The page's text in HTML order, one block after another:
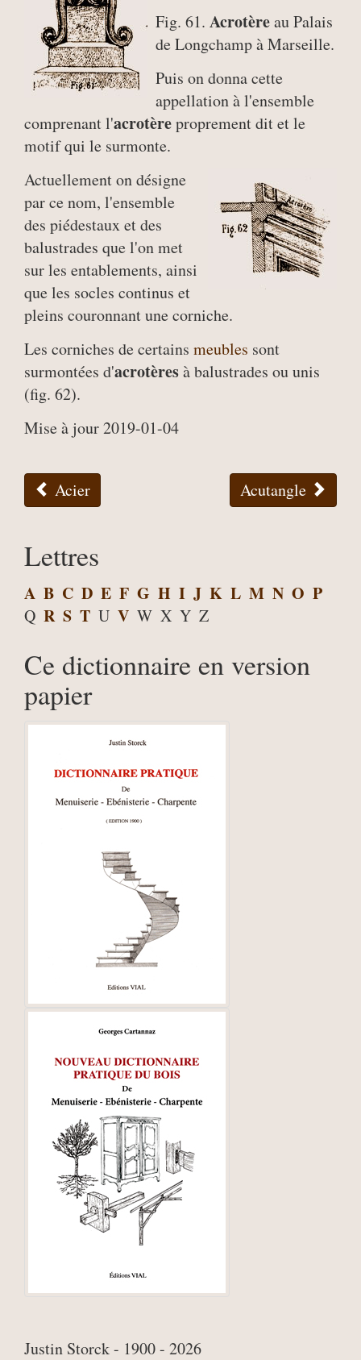
Fig. 61. Acrotèreau Palais
de Longchamp à Marseille.
Puis on donna cette
appellation à l'ensemble
comprenant l'acrotèreproprement dit et le
motif qui le surmonte.
Actuellement on désigne
par ce nom, l'ensemble
des piédestaux et des
balustrades que l'on met
sur les entablements, ainsi
que les socles continus et
pleins couronnant une corniche.
Les corniches de certains meubles sont
surmontées d'acrotèresà balustrades ou unis
(fig. 62).
Mise à jour 2019-01-04
Acier Acutangle
Lettres
A B C D E F G H I J K L M N O P
Q R S T U V W X Y Z
Ce dictionnaire en version
papier
Justin Storck - 1900 - 2026